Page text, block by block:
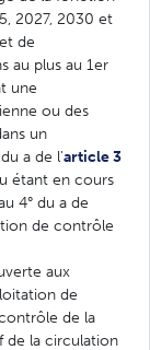
2027, 2030 et
de
au plus au 1er
une
ou des
un
a de l'article 3
étant en cours
4° du a de
de contrôle
aux
de
de la
de la circulation